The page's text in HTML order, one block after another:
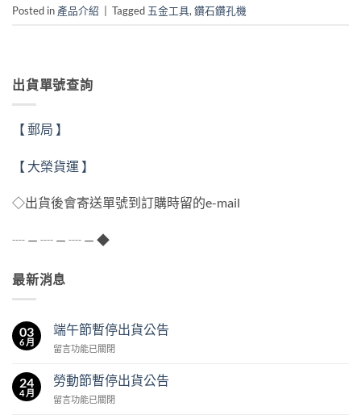
出貨單號查詢
【 郵局 】
【 大榮貨運 】
◇出貨後會寄送單號到訂購時留的e-mail
┈ — ┈ — ┈ — ◆
最新消息
03
6 月
端午節暫停出貨公告
在
午
節
暫
留言功能已關閉
24
4 月
勞動節暫停出貨公告
在
留言功能已關閉
Posted in 產品介紹 Tagged 五金工具, 鑽石鑽孔機